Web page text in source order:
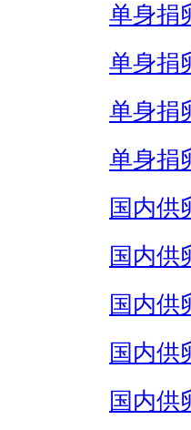
单身捐
单身捐
单身捐
单身捐
国内供
国内供
国内供
国内供
国内供